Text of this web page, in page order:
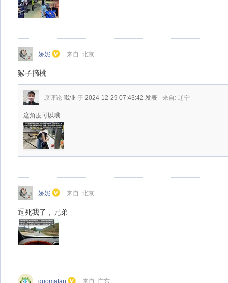
娇妮 来自: 北京
猴子摘桃
原评论 哦业 于 2024-12-29 07:43:42 发表 来自: 辽宁
这角度可以哦
娇妮 来自: 北京
逗死我了，兄弟
guomafan 来自: 广东